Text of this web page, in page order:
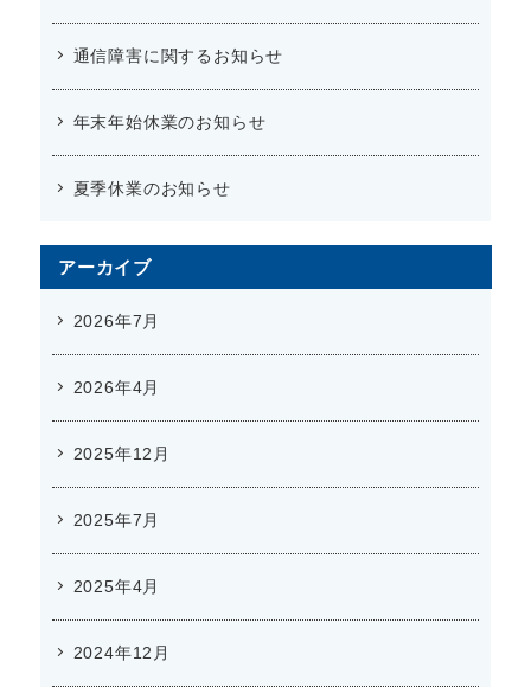
通信障害に関するお知らせ
年末年始休業のお知らせ
夏季休業のお知らせ
アーカイブ
2026年7月
2026年4月
2025年12月
2025年7月
2025年4月
2024年12月